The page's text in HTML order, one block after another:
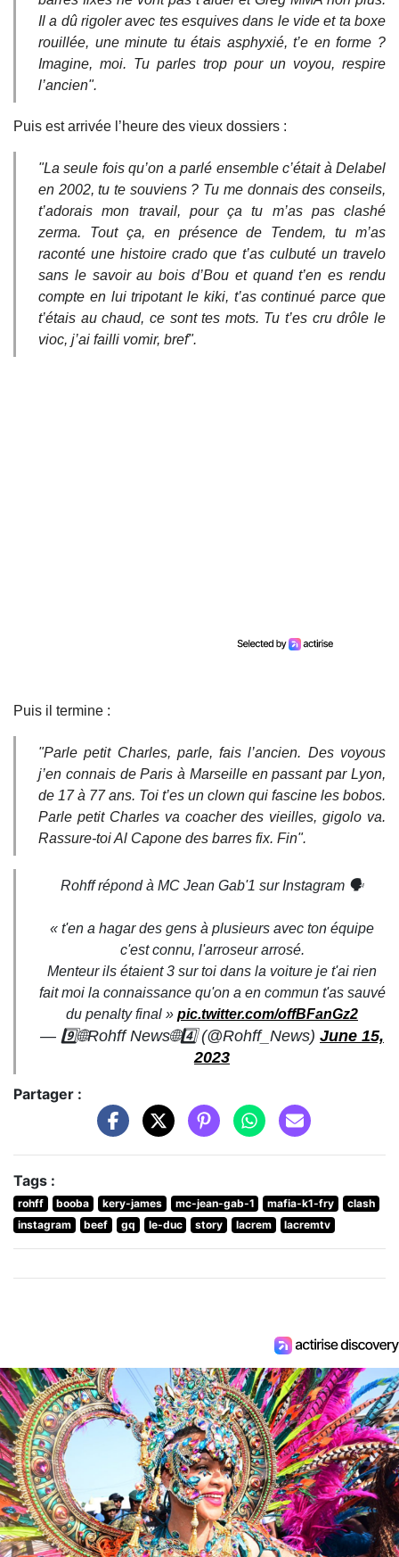
Il a dû rigoler avec tes esquives dans le vide et ta boxe
rouillée, une minute tu étais asphyxié, t’e en forme ?
Imagine, moi. Tu parles trop pour un voyou, respire
l’ancien".
Puis est arrivée l’heure des vieux dossiers :
"La seule fois qu’on a parlé ensemble c’était à Delabel
en 2002, tu te souviens ? Tu me donnais des conseils,
t’adorais mon travail, pour ça tu m’as pas clashé
zerma. Tout ça, en présence de Tendem, tu m’as
raconté une histoire crado que t’as culbuté un travelo
sans le savoir au bois d’Bou et quand t’en es rendu
compte en lui tripotant le kiki, t’as continué parce que
t’étais au chaud, ce sont tes mots. Tu t’es cru drôle le
vioc, j’ai failli vomir, bref".
Puis il termine :
"Parle petit Charles, parle, fais l’ancien. Des voyous
j’en connais de Paris à Marseille en passant par Lyon,
de 17 à 77 ans. Toi t’es un clown qui fascine les bobos.
Parle petit Charles va coacher des vieilles, gigolo va.
Rassure-toi Al Capone des barres fix. Fin".
Rohff répond à MC Jean Gab'1 sur Instagram 🗣
« t'en a hagar des gens à plusieurs avec ton équipe
c'est connu, l'arroseur arrosé.
Menteur ils étaient 3 sur toi dans la voiture je t'ai rien
fait moi la connaissance qu'on a en commun t'as sauvé
du penalty final » pic.twitter.com/offBFanGz2
— 9️⃣🌐Rohff News🌐4️⃣ (@Rohff_News) June 15,
2023
Partager :
Tags :
rohff booba kery-james mc-jean-gab-1 mafia-k1-fry
clash
instagram
beef gq le-duc story lacrem lacremtv